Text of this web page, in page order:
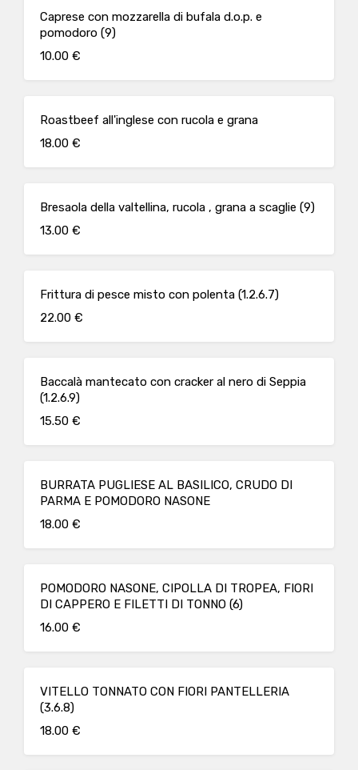
Caprese con mozzarella di bufala d.o.p. e
pomodoro (9)
10.00 €
Roastbeef all'inglese con rucola e grana
18.00 €
Bresaola della valtellina, rucola , grana a scaglie (9)
13.00 €
Frittura di pesce misto con polenta (1.2.6.7)
22.00 €
Baccalà mantecato con cracker al nero di Seppia
(1.2.6.9)
15.50 €
BURRATA PUGLIESE AL BASILICO, CRUDO DI
PARMA E POMODORO NASONE
18.00 €
POMODORO NASONE, CIPOLLA DI TROPEA, FIORI
DI CAPPERO E FILETTI DI TONNO (6)
16.00 €
VITELLO TONNATO CON FIORI PANTELLERIA
(3.6.8)
18.00 €